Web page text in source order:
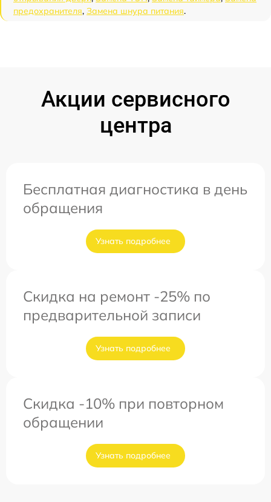
предохранителя, Замена шнура питания.
Акции сервисного
центра
Бесплатная диагностика в день
обращения
Узнать подробнее
Скидка на ремонт -25% по
предварительной записи
Узнать подробнее
Скидка -10% при повторном
обращении
Узнать подробнее